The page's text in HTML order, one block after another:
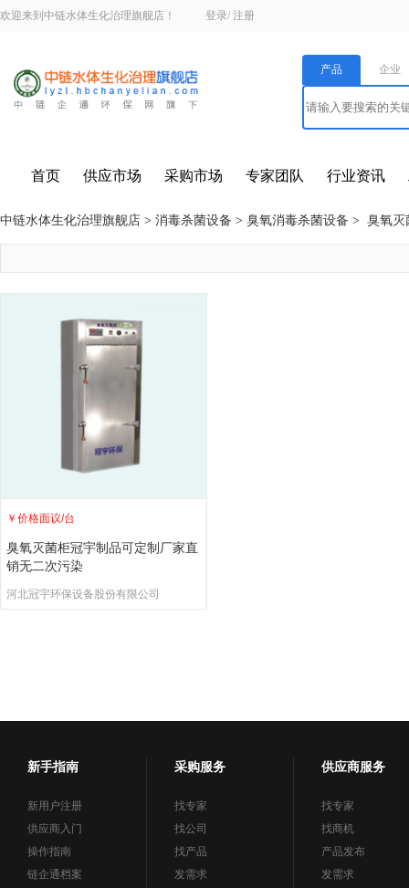
欢迎来到中链水体生化治理旗舰店！ 登录/ 注册
产品 企业
首页 供应市场 采购市场 专家团队 行业资讯
中链水体生化治理旗舰店 > 消毒杀菌设备 > 臭氧消毒杀菌设备 > 臭氧灭
￥ 价格面议/台
臭氧灭菌柜冠宇制品可定制厂家直
销无二次污染
河北冠宇环保设备股份有限公司
新手指南
新用户注册
供应商入门
操作指南
链企通档案
采购服务
找专家
找公司
找产品
发需求
供应商服务
找专家
找商机
产品发布
发需求